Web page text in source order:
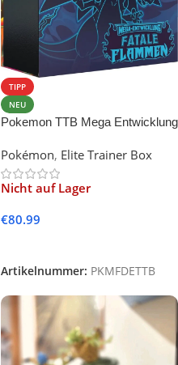
TIPP
NEU
Pokemon TTB Mega Entwicklung
Pokémon, Elite Trainer Box
Nicht auf Lager
€80.99
Artikelnummer: PKMFDETTB